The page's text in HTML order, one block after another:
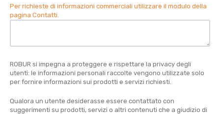
Per richieste di informazioni commerciali utilizzare il modulo della
pagina Contatti
ROBUR si impegna a proteggere e rispettare la privacy degli
utenti: le informazioni personali raccolte vengono utilizzate solo
per fornire informazioni sui prodotti e servizi richiesti.
Qualora un utente desiderasse essere contattato con
suggerimenti su prodotti, servizi o altri contenuti che a giudizio di